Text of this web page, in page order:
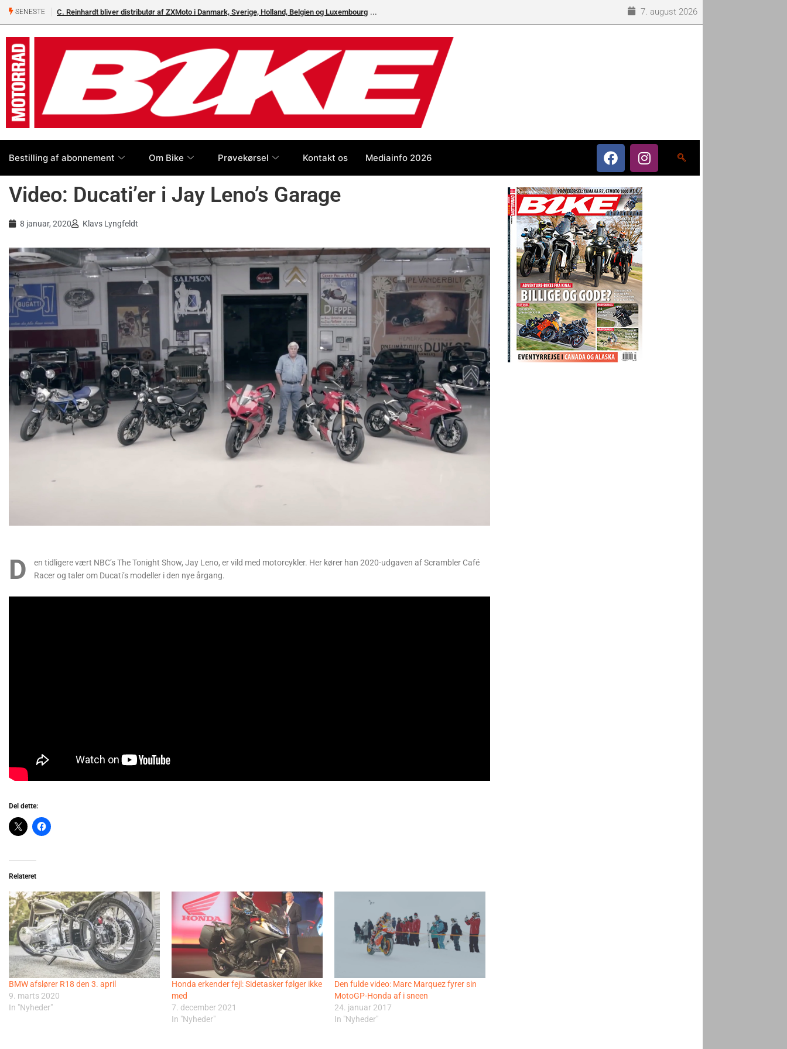
SENESTE C. Reinhardt bliver distributør af ZXMoto i Danmark, Sverige, Holland, Belgien og Luxembourg 7. august 2026
Bestilling af abonnement Om Bike Prøvekørsel Kontakt os Mediainfo 2026
Video: Ducati’er i Jay Leno’s Garage
8 januar, 2020 Klavs Lyngfeldt
D
en tidligere vært NBC’s The Tonight Show, Jay Leno, er vild med motorcykler. Her kører han 2020-udgaven af Scrambler Café
Racer og taler om Ducati’s modeller i den nye årgang.
Del dette:
Relateret
BMW afslører R18 den 3. april
9. marts 2020
In "Nyheder"
Honda erkender fejl: Sidetasker følger ikke
med
7. december 2021
In "Nyheder"
Den fulde video: Marc Marquez fyrer sin
MotoGP-Honda af i sneen
24. januar 2017
In "Nyheder"